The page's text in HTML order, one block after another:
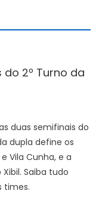
2º Turno da
duas semifinais do
dupla define os
Vila Cunha, e a
Saiba tudo
times.